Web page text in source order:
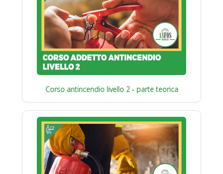
Corso antincendio livello 2 - parte teorica